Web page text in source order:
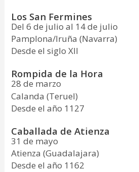
Los San Fermines
Del 6 de julio al 14 de julio
Pamplona/Iruña (Navarra)
Desde el siglo XII
Rompida de la Hora
28 de marzo
Calanda (Teruel)
Desde el año 1127
Caballada de Atienza
31 de mayo
Atienza (Guadalajara)
Desde el año 1162